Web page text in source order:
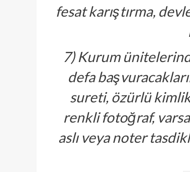
fesat karıştırma,
7) Kurum
defa
sureti, özürlü
renkli fotoğraf,
aslı veya noter